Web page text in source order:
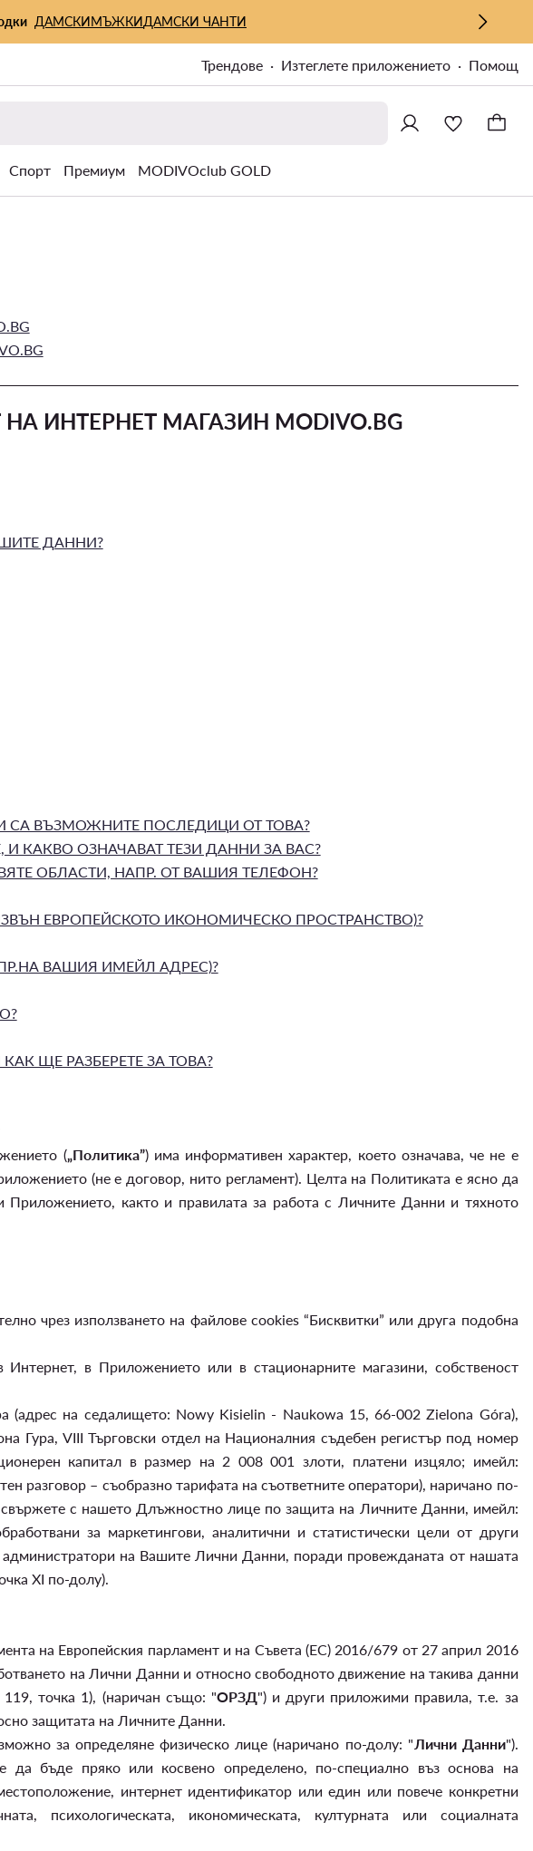
ДАМСКИМЪЖКИДАМСКИ ЧАНТИ
Трендове Изтеглете приложението Помощ
Спорт Премиум MODIVOclub GOLD
ИНТЕРНЕТ МАГАЗИН MODIVO.BG
ДАННИ?
СА ВЪЗМОЖНИТЕ ПОСЛЕДИЦИ ОТ ТОВА?
ОЗНАЧАВАТ ТЕЗИ ДАННИ ЗА ВАС?
ОБЛАСТИ, НАПР. ОТ ВАШИЯ ТЕЛЕФОН?
ЕВРОПЕЙСКОТО ИКОНОМИЧЕСКО ПРОСТРАНСТВО)?
ВАШИЯ ИМЕЙЛ АДРЕС)?
ЩЕ РАЗБЕРЕТЕ ЗА ТОВА?
(„Политика”) има информативен характер, което означава, че не е
(не е договор, нито регламент). Целта на Политиката е ясно да
Приложението, както и правилата за работа с Личните Данни и тяхното
чрез използването на файлове cookies “Бисквитки” или друга подобна
в Приложението или в стационарните магазини, собственост
на седалището: Nowy Kisielin - Naukowa 15, 66-002 Zielona Góra),
Гура, VIII Търговски отдел на Националния съдебен регистър под номер
капитал в размер на 2 008 001 злоти, платени изцяло; имейл:
разговор – съобразно тарифата на съответните оператори), наричано по-
с нашето Длъжностно лице по защита на Личните Данни, имейл:
за маркетингови, аналитични и статистически цели от други
администратори на Вашите Лични Данни, поради провежданата от нашата
XI по-долу).
на Европейския парламент и на Съвета (ЕС) 2016/679 от 27 април 2016
на Лични Данни и относно свободното движение на такива данни
точка 1), (наричан също: "ОРЗД") и други приложими правила, т.е. за
защитата на Личните Данни.
за определяне физическо лице (наричано по-долу: "Лични Данни").
бъде пряко или косвено определено, по-специално въз основа на
интернет идентификатор или един или повече конкретни
психологическата, икономическата, културната или социалната